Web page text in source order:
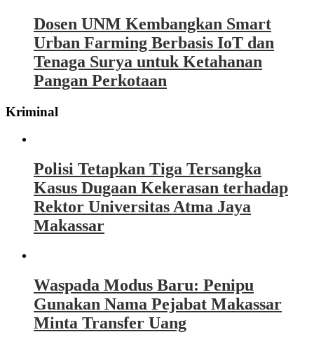
Dosen UNM Kembangkan Smart
Urban Farming Berbasis IoT dan
Tenaga Surya untuk Ketahanan
Pangan Perkotaan
Kriminal
Polisi Tetapkan Tiga Tersangka
Kasus Dugaan Kekerasan terhadap
Rektor Universitas Atma Jaya
Makassar
Waspada Modus Baru: Penipu
Gunakan Nama Pejabat Makassar
Minta Transfer Uang